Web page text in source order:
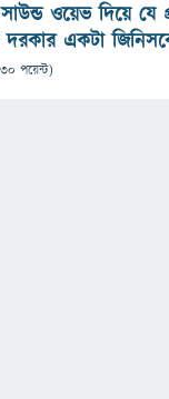
ওয়েভ দিয়ে যে
একটা
পয়েন্ট)